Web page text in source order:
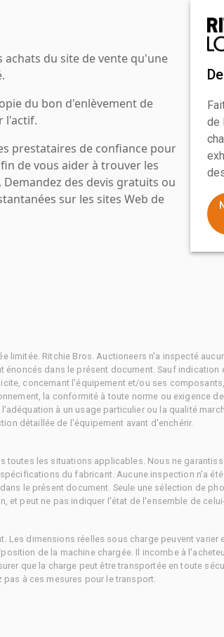
du site de vente qu'une
du bon d'enlèvement de
l'actif.
prestataires de confiance pour
de vous aider à trouver les
des devis gratuits ou
sur les sites Web de
de
limitée. Ritchie Bros. Auctioneers n'a inspecté
dans le présent document. Sauf indication
concernant l'équipement et/ou ses
la conformité à toute norme ou exigence
à un usage particulier ou la qualité
détaillée de l'équipement avant d'enchérir.
toutes les situations applicables. Nous ne
du fabricant. Aucune inspection n'a
le présent document. Seule une sélection de
peut ne pas indiquer l'état de l'ensemble de celui-
Les dimensions réelles sous charge peuvent varier
de la machine chargée. Il incombe à
que la charge peut être transportée en toute
à ces mesures pour le transport.